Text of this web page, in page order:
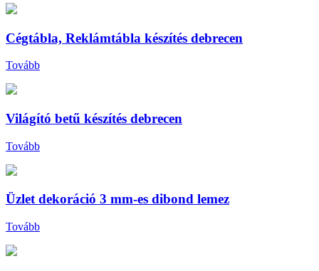
Cégtábla, Reklámtábla készítés debrecen
Tovább
Világító betű készítés debrecen
Tovább
Üzlet dekoráció 3 mm-es dibond lemez
Tovább